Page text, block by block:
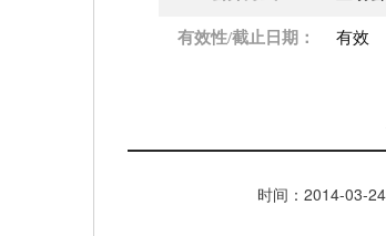
有效性/截止日期： 有效
时间： 2014-03-24